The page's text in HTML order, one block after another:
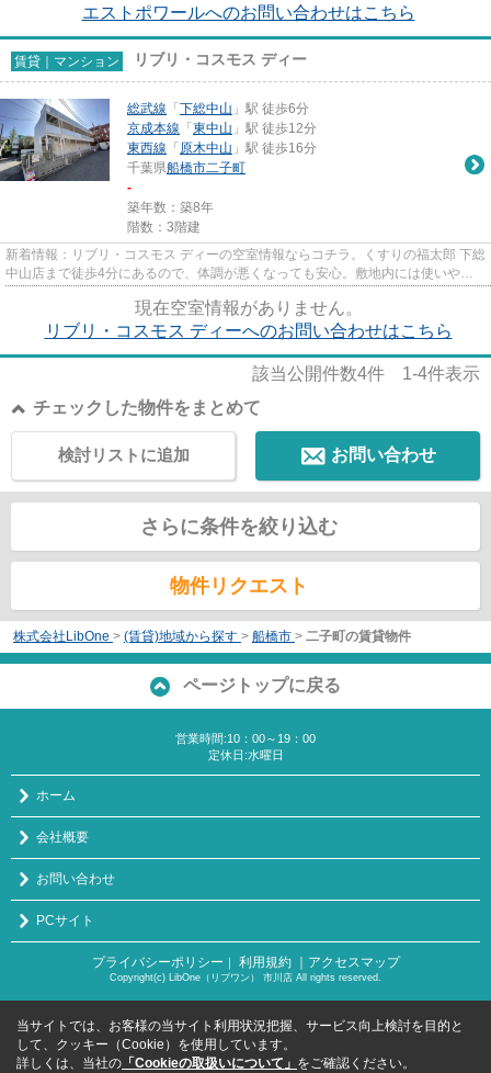
エストポワールへのお問い合わせはこちら
賃貸｜マンション リブリ・コスモス ディー
総武線 「 下総中山 」駅 徒歩6分
京成本線 「 東中山 」駅 徒歩12分
東西線 「 原木中山 」駅 徒歩16分
千葉県船橋市二子町
-
築年数：築8年
階数：3階建
新着情報：リブリ・コスモス ディーの空室情報ならコチラ。くすりの福太郎 下総
中山店まで徒歩4分にあるので、体調が悪くなっても安心。敷地内には使いやす
現在空室情報がありません。
リブリ・コスモス ディーへのお問い合わせはこちら
該当公開件数4件 1-4件表示
チェックした物件をまとめて
お問い合わせ
検討リストに追加
さらに条件を絞り込む
物件リクエスト
株式会社LibOne > (賃貸)地域から探す > 船橋市 > 二子町の賃貸物件
ページトップに戻る
営業時間:10：00～19：00
定休日:水曜日
ホーム
会社概要
お問い合わせ
PCサイト
プライバシーポリシー ｜ 利用規約 ｜アクセスマップ
Copyright(c) LibOne（リブワン） 市川店 All rights reserved.
当サイトでは、お客様の当サイト利用状況把握、サービス向上検討を目的と
して、クッキー（Cookie）を使用しています。
詳しくは、当社の 「Cookieの取扱いについて」 をご確認ください。